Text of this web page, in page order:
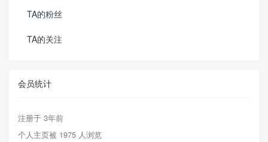
TA的粉丝
TA的关注
会员统计
注册于 3年前
个人主页被 1975 人浏览